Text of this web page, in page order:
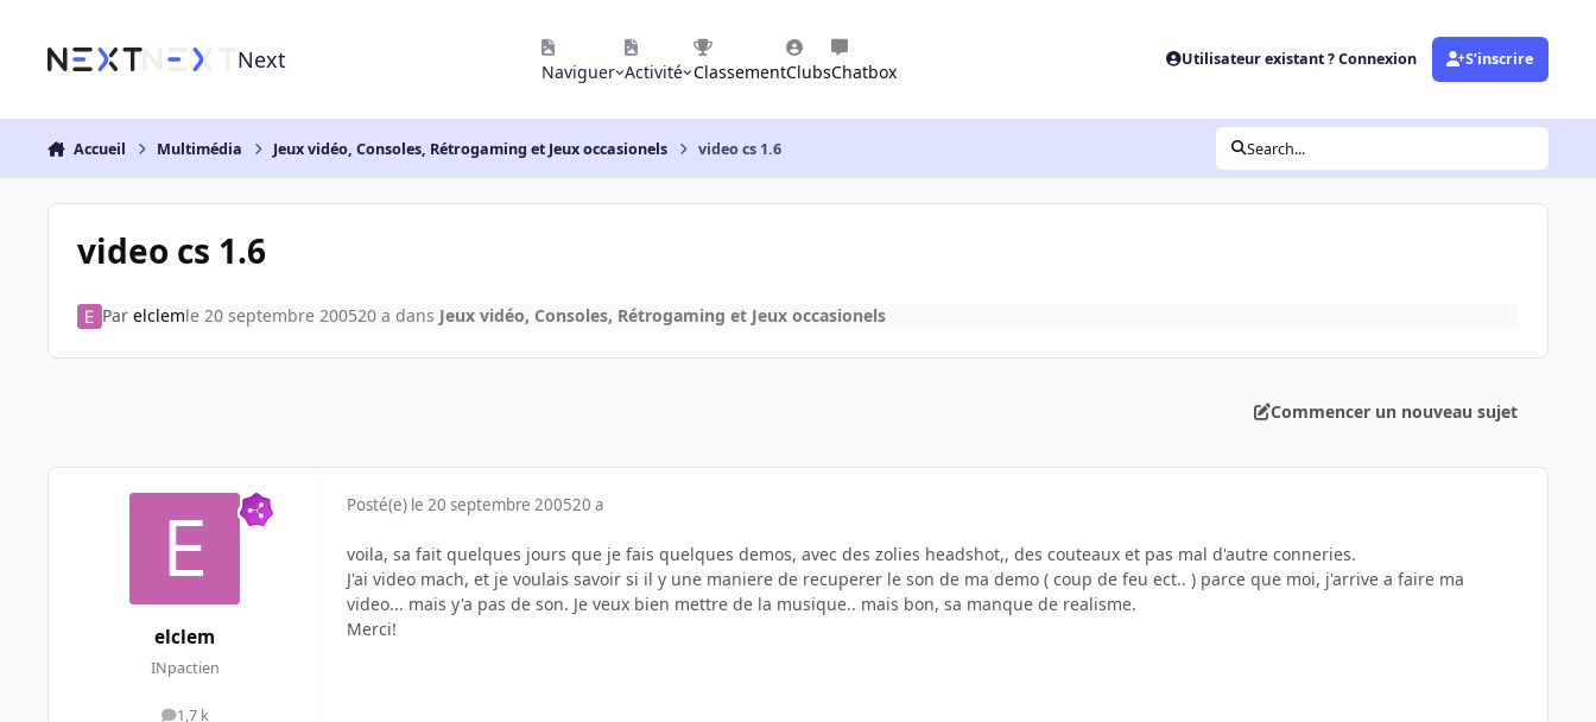
Next Naviguer Activité ClassementClubsChatbox
Utilisateur existant ? Connexion S’inscrire
Accueil Multimédia Jeux vidéo, Consoles, Rétrogaming et Jeux occasionels video cs 1.6 Search...
video cs 1.6
Par elclemle 20 septembre 200520 a dans Jeux vidéo, Consoles, Rétrogaming et Jeux occasionels
Commencer un nouveau sujet
elclem
INpactien
1,7 k
Posté(e) le 20 septembre 200520 a
voila, sa fait quelques jours que je fais quelques demos, avec des zolies headshot,, des couteaux et pas mal d'autre conneries.
J'ai video mach, et je voulais savoir si il y une maniere de recuperer le son de ma demo ( coup de feu ect.. ) parce que moi, j'arrive a faire ma
video... mais y'a pas de son. Je veux bien mettre de la musique.. mais bon, sa manque de realisme.
Merci!